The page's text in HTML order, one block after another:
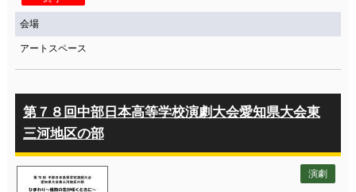
会場
アートスペース
第７８回中部日本高等学校演劇大会愛知県大会東
三河地区の部
演劇